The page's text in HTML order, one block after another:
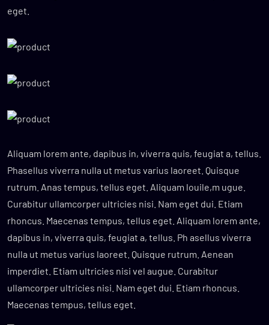
eget.
Aliquam lorem ante, dapibus in, viverra quis, feugiat a, tellus.
Phasellus viverra nulla ut metus varius laoreet. Quisque
rutrum. Anas tempus, tellus eget. Aliquam louile,m ugue.
Curabitur ullamcorper ultricies nisi. Nam eget dui. Etiam
rhoncus. Maecenas tempus, tellus eget. Aliquam lorem ante,
dapibus in, viverra quis, feugiat a, tellus. Ph asellus viverra
nulla ut metus varius laoreet. Quisque rutrum. Aenean
imperdiet. Etiam ultricies nisi vel augue. Curabitur
ullamcorper ultricies nisi. Nam eget dui. Etiam rhoncus.
Maecenas tempus, tellus eget.